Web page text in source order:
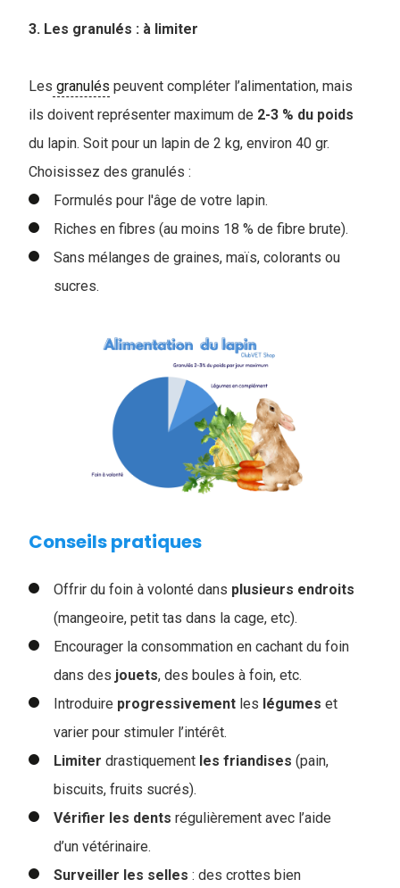
3. Les granulés : à limiter
Les granulés peuvent compléter l’alimentation, mais
ils doivent représenter maximum de 2-3 % du poids
du lapin. Soit pour un lapin de 2 kg, environ 40 gr.
Choisissez des granulés :
Formulés pour l'âge de votre lapin.
Riches en fibres (au moins 18 % de fibre brute).
Sans mélanges de graines, maïs, colorants ou
sucres.
Conseils pratiques
Offrir du foin à volonté dans plusieurs endroits
(mangeoire, petit tas dans la cage, etc).
Encourager la consommation en cachant du foin
dans des jouets, des boules à foin, etc.
Introduire progressivement les légumes et
varier pour stimuler l’intérêt.
Limiter drastiquement les friandises (pain,
biscuits, fruits sucrés).
Vérifier les dents régulièrement avec l’aide
d’un vétérinaire.
Surveiller les selles : des crottes bien